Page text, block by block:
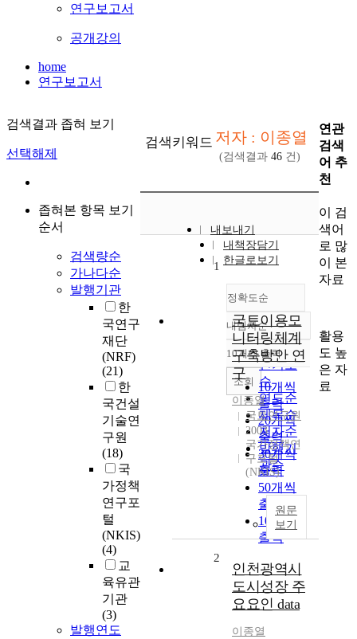
연구보고서
공개강의
home
연구보고서
검색결과 좁혀 보기
선택해제
좁혀본 항목 보기
순서
검색량순
가나다순
발행기관
한
국연구
재단
(NRF)
(21)
한
국건설
기술연
구원
(18)
국
가정책
연구포
털
(NKIS)
(4)
교
육유관
기관
(3)
발행연도
검색키워드 저자 : 이종열
(검색결과 46 건)
내보내기
내책장담기
한글로보기
정확도순
정확도
순
인기도
순
연도순
제목순
저자순
발행기
관순
내림차순
내림차순
10개씩 출력
10개씩
출력
20개씩
출력
30개씩
출력
50개씩
출력
100개씩
출력
조회
1
국토이용모
니터링체계
구축방안 연
구
이종열
국토연구원
2003
국가정책연
구포털
(NKIS)
원문
보기
2
인천광역시
도시성장 주
요요인 data
이종열
연관
검색
어 추
천
이 검
색어
로 많
이 본
자료
활용
도 높
은 자
료